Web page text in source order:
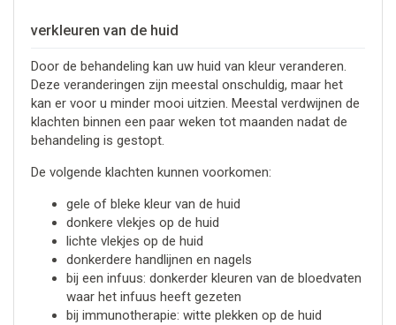
verkleuren van de huid
Door de behandeling kan uw huid van kleur veranderen.
Deze veranderingen zijn meestal onschuldig, maar het
kan er voor u minder mooi uitzien. Meestal verdwijnen de
klachten binnen een paar weken tot maanden nadat de
behandeling is gestopt.
De volgende klachten kunnen voorkomen:
gele of bleke kleur van de huid
donkere vlekjes op de huid
lichte vlekjes op de huid
donkerdere handlijnen en nagels
bij een infuus: donkerder kleuren van de bloedvaten
waar het infuus heeft gezeten
bij immunotherapie: witte plekken op de huid